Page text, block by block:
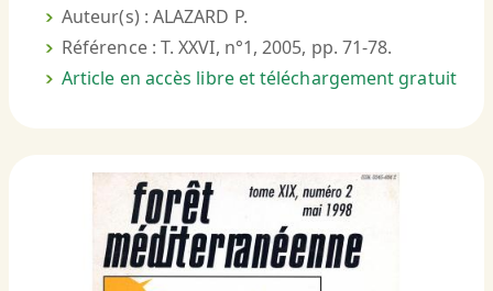
Auteur(s) : ALAZARD P.
Référence : T. XXVI, n°1, 2005, pp. 71-78.
Article en accès libre et téléchargement gratuit